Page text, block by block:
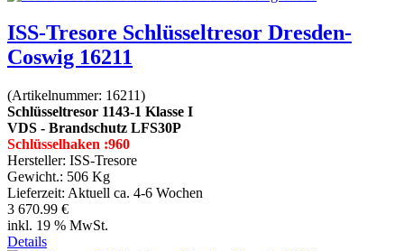
ISS-Tresore Schlüsseltresor Dresden-
Coswig 16211
(Artikelnummer: 16211)
Schlüsseltresor 1143-1 Klasse I
VDS - Brandschutz LFS30P
Schlüsselhaken :960
Hersteller: ISS-Tresore
Gewicht.: 506 Kg
Lieferzeit: Aktuell ca. 4-6 Wochen
3 670.99 €
inkl. 19 % MwSt.
Details